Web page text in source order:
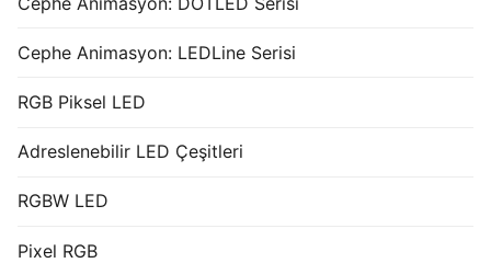
Cephe Animasyon: LEDLine Serisi
RGB Piksel LED
Adreslenebilir LED Çeşitleri
RGBW LED
Pixel RGB